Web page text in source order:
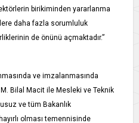
birikiminden yararlanma
daha fazla sorumluluk
de önünü açmaktadır.”
ve imzalanmasında
Bilal Macit ile Mesleki ve Teknik
ve tüm Bakanlık
olması temennisinde